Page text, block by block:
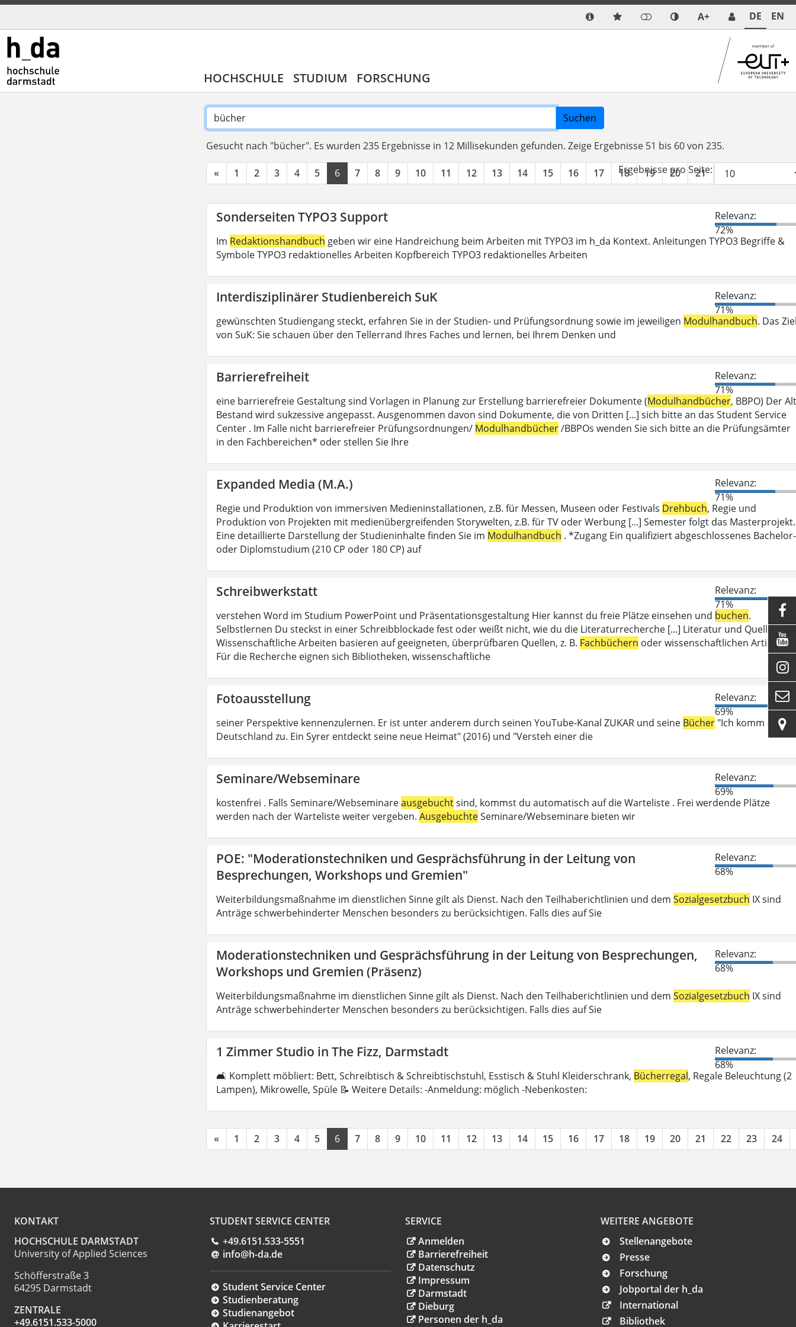
A+ DE EN
HOCHSCHULE STUDIUM FORSCHUNG
Suchen
Gesucht nach "bücher". Es wurden 235 Ergebnisse in 12 Millisekunden gefunden. Zeige Ergebnisse 51 bis 60 von 235.
« 1 2 3 4 5 6 7 8 9 10 11 12 13 14 15 16 17 18 19 20 21 22
Ergebnisse pro Seite:
Sonderseiten TYPO3 Support
Relevanz:
72%
Im Redaktionshandbuch geben wir eine Handreichung beim Arbeiten mit TYPO3 im h_da Kontext. Anleitungen TYPO3 Begriffe &
Symbole TYPO3 redaktionelles Arbeiten Kopfbereich TYPO3 redaktionelles Arbeiten
Interdisziplinärer Studienbereich SuK
Relevanz:
71%
gewünschten Studiengang steckt, erfahren Sie in der Studien- und Prüfungsordnung sowie im jeweiligen Modulhandbuch. Das
von SuK: Sie schauen über den Tellerrand Ihres Faches und lernen, bei Ihrem Denken und
Barrierefreiheit
Relevanz:
71%
eine barrierefreie Gestaltung sind Vorlagen in Planung zur Erstellung barrierefreier Dokumente (Modulhandbücher, BBPO) Der
Bestand wird sukzessive angepasst. Ausgenommen davon sind Dokumente, die von Dritten [...] sich bitte an das Student Service
Center . Im Falle nicht barrierefreier Prüfungsordnungen/ Modulhandbücher/BBPOs wenden Sie sich bitte an die Prüfungsämter
in den Fachbereichen* oder stellen Sie Ihre
Expanded Media (M.A.)
Relevanz:
71%
Regie und Produktion von immersiven Medieninstallationen, z.B. für Messen, Museen oder Festivals Drehbuch, Regie und
Produktion von Projekten mit medienübergreifenden Storywelten, z.B. für TV oder Werbung [...] Semester folgt das Masterprojekt.
Eine detaillierte Darstellung der Studieninhalte finden Sie im Modulhandbuch . *Zugang Ein qualifiziert abgeschlossenes Bachelor-
oder Diplomstudium (210 CP oder 180 CP) auf
Schreibwerkstatt
Relevanz:
71%
verstehen Word im Studium PowerPoint und Präsentationsgestaltung Hier kannst du freie Plätze einsehen und buchen.
Selbstlernen Du steckst in einer Schreibblockade fest oder weißt nicht, wie du die Literaturrecherche [...] Literatur und Quellen
Wissenschaftliche Arbeiten basieren auf geeigneten, überprüfbaren Quellen, z. B. Fachbüchern oder wissenschaftlichen Artikeln.
Für die Recherche eignen sich Bibliotheken, wissenschaftliche
Fotoausstellung
Relevanz:
69%
seiner Perspektive kennenzulernen. Er ist unter anderem durch seinen YouTube-Kanal ZUKAR und seine Bücher "Ich komm auf
Deutschland zu. Ein Syrer entdeckt seine neue Heimat" (2016) und "Versteh einer die
Seminare/Webseminare
Relevanz:
69%
kostenfrei . Falls Seminare/Webseminareausgebuchtsind, kommst du automatisch auf die Warteliste . Frei werdende Plätze
werden nach der Warteliste weiter vergeben. AusgebuchteSeminare/Webseminare bieten wir
POE: "Moderationstechniken und Gesprächsführung in der Leitung von
Besprechungen, Workshops und Gremien"
Relevanz:
68%
Weiterbildungsmaßnahme im dienstlichen Sinne gilt als Dienst. Nach den Teilhaberichtlinien und dem Sozialgesetzbuch IX sind
Anträge schwerbehinderter Menschen besonders zu berücksichtigen. Falls dies auf Sie
Moderationstechniken und Gesprächsführung in der Leitung von Besprechungen,
Workshops und Gremien (Präsenz)
Relevanz:
68%
Weiterbildungsmaßnahme im dienstlichen Sinne gilt als Dienst. Nach den Teilhaberichtlinien und dem Sozialgesetzbuch IX sind
Anträge schwerbehinderter Menschen besonders zu berücksichtigen. Falls dies auf Sie
1 Zimmer Studio in The Fizz, Darmstadt
Relevanz:
68%
🛋 Komplett möbliert: Bett, Schreibtisch & Schreibtischstuhl, Esstisch & Stuhl Kleiderschrank, Bücherregal, Regale Beleuchtung (2
Lampen), Mikrowelle, Spüle 📝 Weitere Details: -Anmeldung: möglich -Nebenkosten:
« 1 2 3 4 5 6 7 8 9 10 11 12 13 14 15 16 17 18 19 20 21 22 23 24
KONTAKT
HOCHSCHULE DARMSTADT
University of Applied Sciences
Schöfferstraße 3
64295 Darmstadt
ZENTRALE
+49.6151.533-5000
STUDENT SERVICE CENTER
+49.6151.533-5551
info@h-da.de
Student Service Center
Studienberatung
Studienangebot
SERVICE
Anmelden
Barrierefreiheit
Datenschutz
Impressum
Darmstadt
Dieburg
Personen der h_da
WEITERE ANGEBOTE
Stellenangebote
Presse
Forschung
Jobportal der h_da
International
Bibliothek




